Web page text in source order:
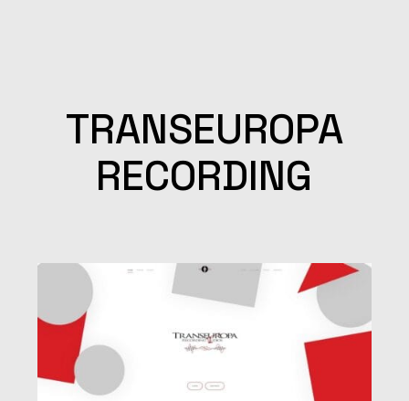
TRANSEUROPA
RECORDING